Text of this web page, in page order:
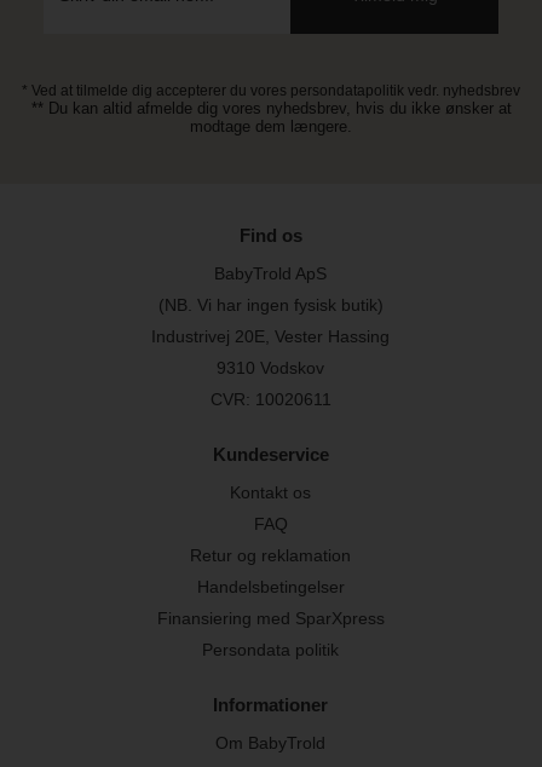
* Ved at tilmelde dig accepterer du vores persondatapolitik vedr. nyhedsbrev
** Du kan altid afmelde dig vores nyhedsbrev, hvis du ikke ønsker at
modtage dem længere.
Find os
BabyTrold ApS
(NB. Vi har ingen fysisk butik)
Industrivej 20E, Vester Hassing
9310 Vodskov
CVR: 10020611
Kundeservice
Kontakt os
FAQ
Retur og reklamation
Handelsbetingelser
Finansiering med SparXpress
Persondata politik
Informationer
Om BabyTrold